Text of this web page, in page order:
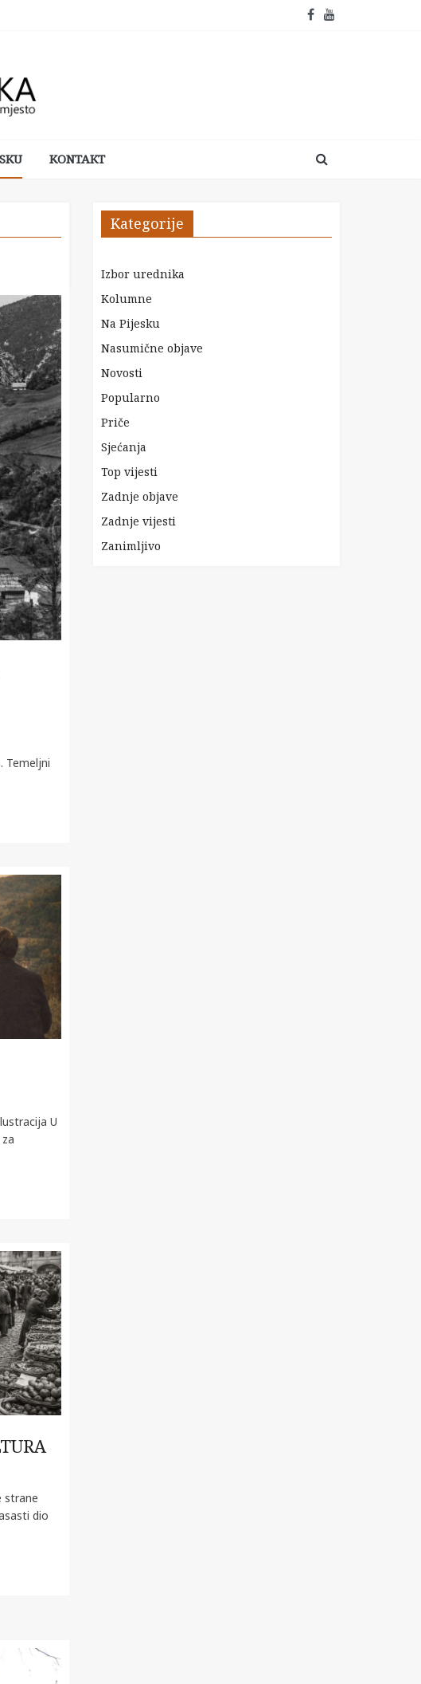
KONTAKT
Temeljni
U
strane
dio
Kategorije
Izbor urednika
Kolumne
Na Pijesku
Nasumične objave
Novosti
Popularno
Priče
Sjećanja
Top vijesti
Zadnje objave
Zadnje vijesti
Zanimljivo